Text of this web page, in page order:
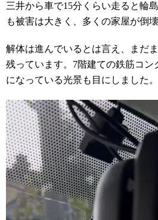
三井から車で15分くらい走ると輪
も被害は大きく、多くの家屋が倒
解体は進んでいるとは言え、まだ
残っています。 7階建ての鉄筋コン
になっている光景も目にしました。